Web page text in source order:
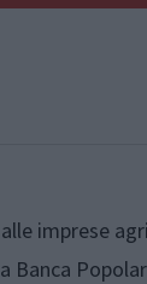
imprese